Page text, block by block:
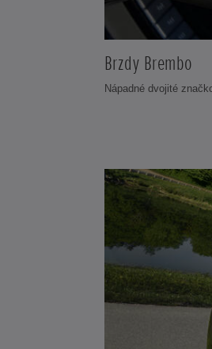
Brzdy Brembo
Nápadné dvojité